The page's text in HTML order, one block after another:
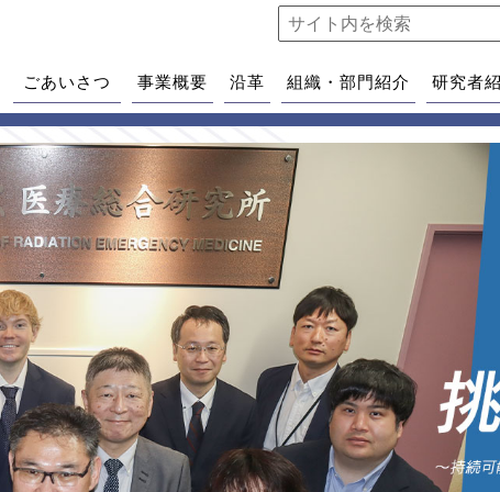
ごあいさつ 事業概要 沿革 組織・部門紹介 研究者